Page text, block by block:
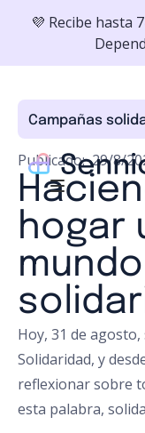
💜 Recibe hasta
Campañas
Publicado:29/8/
hogar
Hoy, 31 de
Solidaridad, y
reflexionar sobre
esta palabra,